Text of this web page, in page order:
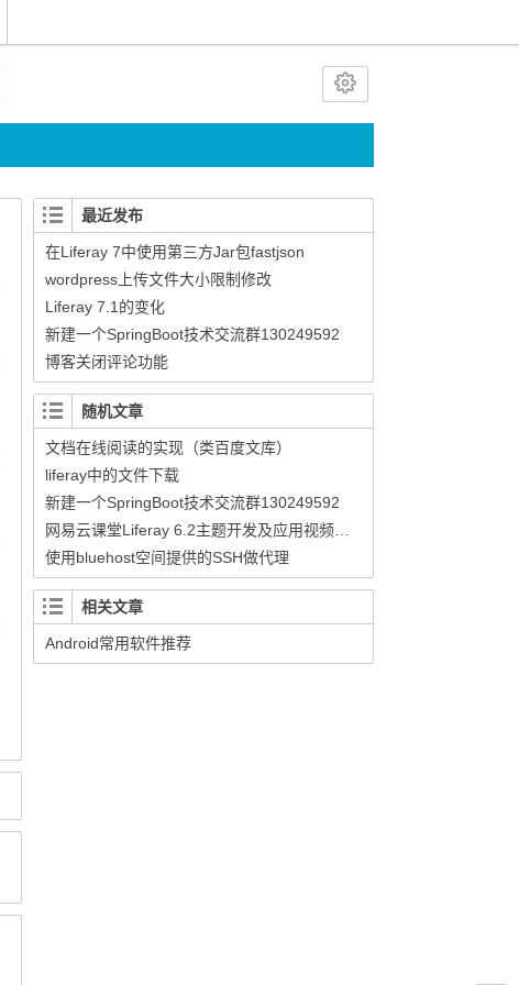
最近发布
在Liferay 7中使用第三方Jar包fastjson
wordpress上传文件大小限制修改
Liferay 7.1的变化
新建一个SpringBoot技术交流群130249592
博客关闭评论功能
随机文章
文档在线阅读的实现（类百度文库）
liferay中的文件下载
新建一个SpringBoot技术交流群130249592
使用bluehost空间提供的SSH做代理
相关文章
Android常用软件推荐